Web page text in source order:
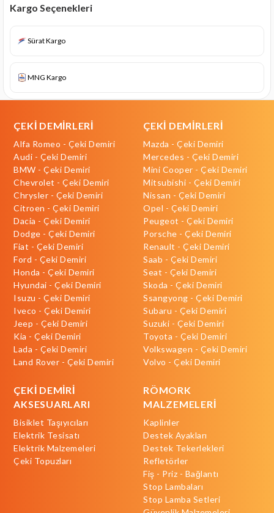
Kargo Seçenekleri
Sürat Kargo
MNG Kargo
ÇEKİ DEMİRLERİ
Alfa Romeo - Çeki Demiri
Audi - Çeki Demiri
BMW - Çeki Demiri
Chevrolet - Çeki Demiri
Chrysler - Çeki Demiri
Citroen - Çeki Demiri
Dacia - Çeki Demiri
Dodge - Çeki Demiri
Fiat - Çeki Demiri
Ford - Çeki Demiri
Honda - Çeki Demiri
Hyundai - Çeki Demiri
Isuzu - Çeki Demiri
Iveco - Çeki Demiri
Jeep - Çeki Demiri
Kia - Çeki Demiri
Lada - Çeki Demiri
Land Rover - Çeki Demiri
ÇEKİ DEMİRLERİ
Mazda - Çeki Demiri
Mercedes - Çeki Demiri
Mini Cooper - Çeki Demiri
Mitsubishi - Çeki Demiri
Nissan - Çeki Demiri
Opel - Çeki Demiri
Peugeot - Çeki Demiri
Porsche - Çeki Demiri
Renault - Çeki Demiri
Saab - Çeki Demiri
Seat - Çeki Demiri
Skoda - Çeki Demiri
Ssangyong - Çeki Demiri
Subaru - Çeki Demiri
Suzuki - Çeki Demiri
Toyota - Çeki Demiri
Volkswagen - Çeki Demiri
Volvo - Çeki Demiri
ÇEKİ DEMİRİ
AKSESUARLARI
Bisiklet Taşıyıcıları
Elektrik Tesisatı
Elektrik Malzemeleri
Çeki Topuzları
RÖMORK
MALZEMELERİ
Kaplinler
Destek Ayakları
Destek Tekerlekleri
Refletörler
Fiş - Priz - Bağlantı
Stop Lambaları
Stop Lamba Setleri